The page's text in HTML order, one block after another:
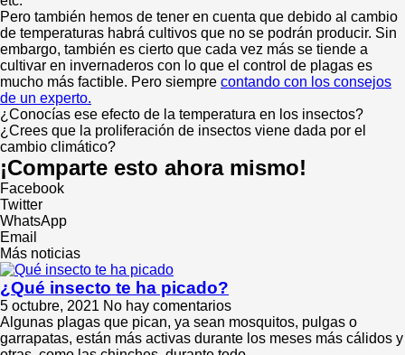
Pero también hemos de tener en cuenta que debido al cambio
de temperaturas habrá cultivos que no se podrán producir. Sin
embargo, también es cierto que cada vez más se tiende a
cultivar en invernaderos con lo que el control de plagas es
mucho más factible. Pero siempre contando con los consejos
de un experto.
¿Conocías ese efecto de la temperatura en los insectos?
¿Crees que la proliferación de insectos viene dada por el
cambio climático?
¡Comparte esto ahora mismo!
Facebook
Twitter
WhatsApp
Email
Más noticias
¿Qué insecto te ha picado?
5 octubre, 2021 No hay comentarios
Algunas plagas que pican, ya sean mosquitos, pulgas o
garrapatas, están más activas durante los meses más cálidos y